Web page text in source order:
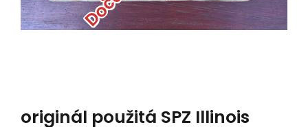
originál použitá SPZ Illinois